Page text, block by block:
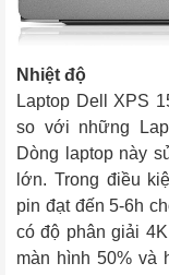
Nhiệt độ
Laptop Dell XPS
so với những
Dòng laptop này
lớn. Trong điều
pin đạt đến 5-6h
có độ phân giải
màn hình 50% và